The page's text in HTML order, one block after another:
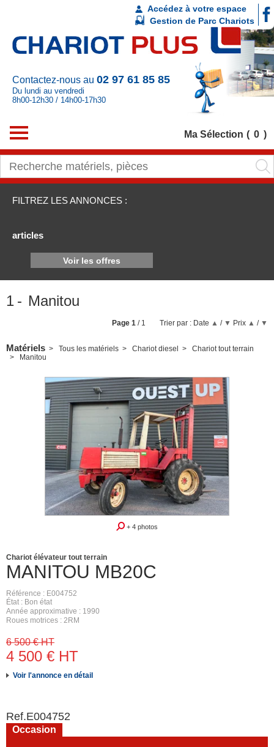
Contactez-nous au 02 97 61 85 85
Du lundi au vendredi
8h00-12h30 / 14h00-17h30
Accédez à votre espace
Gestion de Parc Chariots
Ma Sélection 0
FILTREZ LES ANNONCES :
articles
Voir les offres
Matériels Tous les matériels Chariot diesel
Chariot tout terrain
Manitou
1 Manitou
Trier par : Date ▲ / ▼ Prix ▲ / ▼
Page 1 / 1
Promo
+ 4 photos
MANITOU MB20C
Chariot élévateur tout terrain
Référence
E004752
État
Bon état
Année approximative
1990
Roues motrices
2RM
6 500 € HT
4 500 € HT
Voir l'annonce en détail
Ref.E004752
Occasion